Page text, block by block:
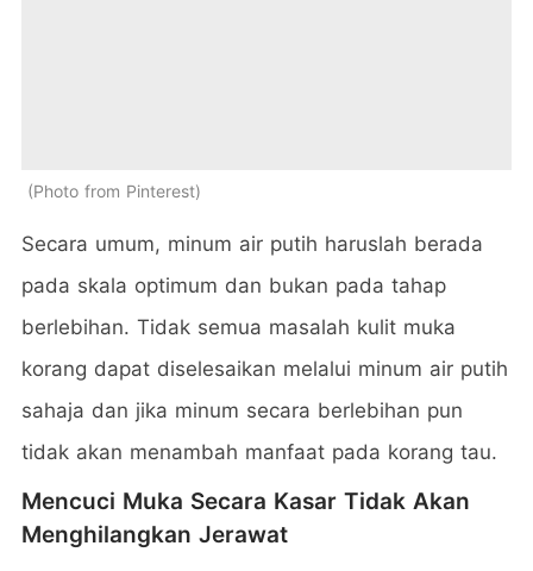
Photo from Pinterest
Secara umum, minum air putih haruslah berada
pada skala optimum dan bukan pada tahap
berlebihan. Tidak semua masalah kulit muka
korang dapat diselesaikan melalui minum air putih
sahaja dan jika minum secara berlebihan pun
tidak akan menambah manfaat pada korang tau.
Mencuci Muka Secara Kasar Tidak Akan
Menghilangkan Jerawat